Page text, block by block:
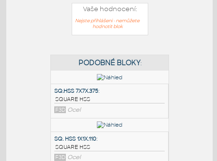
Vaše hodnocení:
Nejste přihlášeni - nemůžete
hodnotit blok
PODOBNÉ BLOKY: